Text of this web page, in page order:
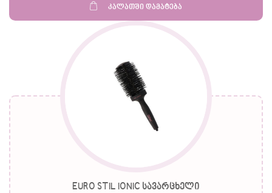
კალათში დამატება
EURO STIL IONIC სავარცხელი